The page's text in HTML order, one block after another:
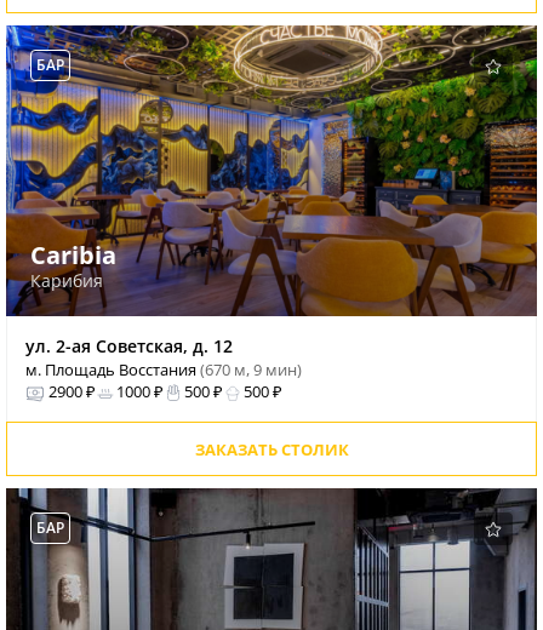
БАР
Caribia
Карибия
ул. 2-ая Советская, д. 12
м. Площадь Восстания(670 м, 9 мин)
2900 ₽
1000 ₽ 500 ₽ 500 ₽
ЗАКАЗАТЬ СТОЛИК
БАР